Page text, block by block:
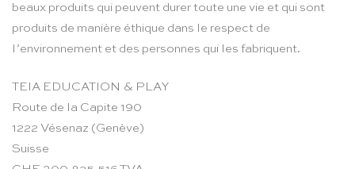
beaux produits qui peuvent durer toute une vie et qui sont
produits de manière éthique dans le respect de
l’environnement et des personnes qui les fabriquent.
TEIA EDUCATION & PLAY
Route de la Capite 190
1222 Vésenaz (Genève)
Suisse